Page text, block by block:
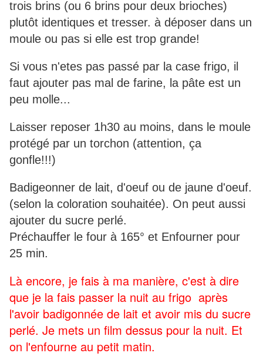
trois brins (ou 6 brins pour deux brioches)
plutôt identiques et tresser. à déposer dans un
moule ou pas si elle est trop grande!
Si vous n'etes pas passé par la case frigo, il
faut ajouter pas mal de farine, la pâte est un
peu molle...
Laisser reposer 1h30 au moins, dans le moule
protégé par un torchon (attention, ça
gonfle!!!)
Badigeonner de lait, d'oeuf ou de jaune d'oeuf.
(selon la coloration souhaitée). On peut aussi
ajouter du sucre perlé.
Préchauffer le four à 165° et Enfourner pour
25 min.
Là encore, je fais à ma manière, c'est à dire
que je la fais passer la nuit au frigo après
l'avoir badigonnée de lait et avoir mis du sucre
perlé. Je mets un film dessus pour la nuit. Et
on l'enfourne au petit matin.